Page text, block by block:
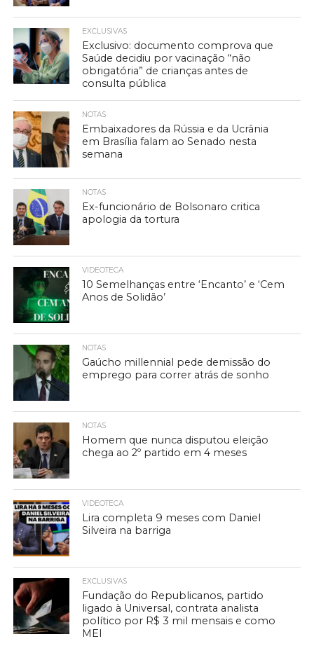
EXCLUSIVAS
Exclusivo: documento comprova que
Saúde decidiu por vacinação “não
obrigatória” de crianças antes de
consulta pública
NOTAS
Embaixadores da Rússia e da Ucrânia
em Brasília falam ao Senado nesta
semana
NOTAS
Ex-funcionário de Bolsonaro critica
apologia da tortura
VIDEOTECA
10 Semelhanças entre ‘Encanto’ e ‘Cem
Anos de Solidão’
NOTAS
Gaúcho millennial pede demissão do
emprego para correr atrás de sonho
NOTAS
Homem que nunca disputou eleição
chega ao 2º partido em 4 meses
VIDEOTECA
Lira completa 9 meses com Daniel
Silveira na barriga
EXCLUSIVAS
Fundação do Republicanos, partido
ligado à Universal, contrata analista
político por R$ 3 mil mensais e como
MEI